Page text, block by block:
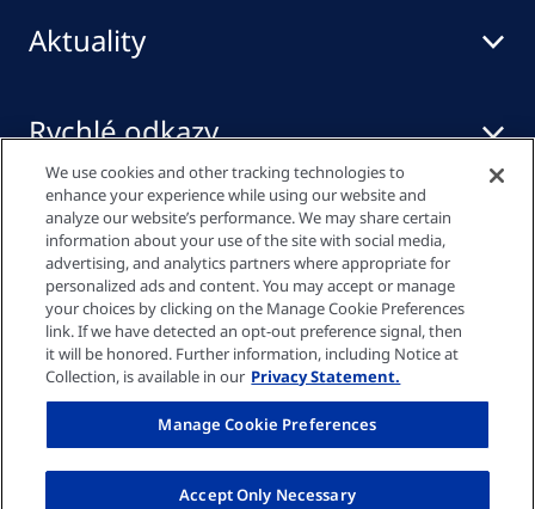
Aktuality
Rychlé odkazy
Mediální centrum
Zásady ochrany osobních údajů
Nastavení cookies
We use cookies and other tracking technologies to
enhance your experience while using our website and
analyze our website’s performance. We may share certain
information about your use of the site with social media,
advertising, and analytics partners where appropriate for
personalized ads and content. You may accept or manage
your choices by clicking on the Manage Cookie Preferences
link. If we have detected an opt-out preference signal, then
it will be honored. Further information, including Notice at
Collection, is available in our Privacy Statement.
Manage Cookie Preferences
Accept Only Necessary